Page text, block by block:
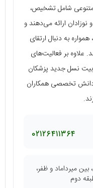
شامل تشخیص،
ارائه می‌دهند و
به دنبال ارتقای
بر فعالیت‌های
نسل جدید پزشکان
دانش تخصصی همکاران
02126411364
بین میرداماد و ظفر،